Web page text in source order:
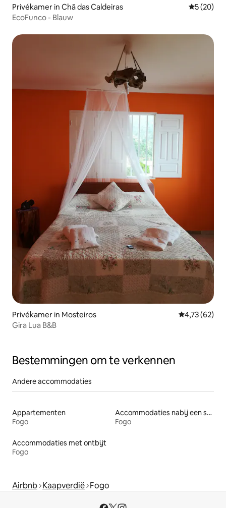
Privékamer in Chã das Caldeiras
5 (20)
EcoFunco - Blauw
Privékamer in Mosteiros Gemiddelde
4,73 (62)
Gira Lua B&B
Bestemmingen om te verkennen
Andere accommodaties
Appartementen
Fogo
Accommodaties nabij een strand
Fogo
Accommodaties met ontbijt
Fogo
Airbnb Kaapverdië Fogo